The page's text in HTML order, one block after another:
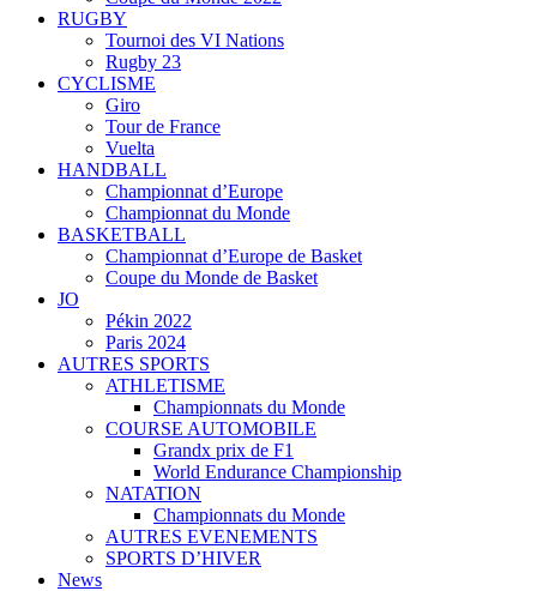
RUGBY
Tournoi des VI Nations
Rugby 23
CYCLISME
Giro
Tour de France
Vuelta
HANDBALL
Championnat d’Europe
Championnat du Monde
BASKETBALL
Championnat d’Europe de Basket
Coupe du Monde de Basket
JO
Pékin 2022
Paris 2024
AUTRES SPORTS
ATHLETISME
Championnats du Monde
COURSE AUTOMOBILE
Grandx prix de F1
World Endurance Championship
NATATION
Championnats du Monde
AUTRES EVENEMENTS
SPORTS D’HIVER
News